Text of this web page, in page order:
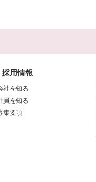
採用情報
社を知る
員を知る
集要項